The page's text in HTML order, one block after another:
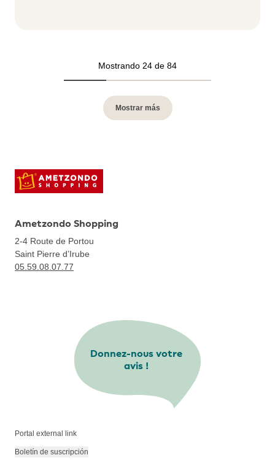
Mostrando 24 de 84
Mostrar más
Ametzondo Shopping
2-4 Route de Portou
Saint Pierre d’Irube
05.59.08.07.77
Donnez-nous votre
avis !
Portal external link
Boletín de suscripción